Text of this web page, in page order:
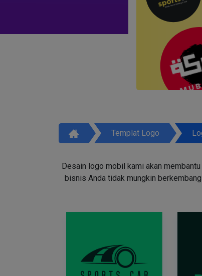
Templat Logo
Desain logo mobil kami akan
bisnis Anda tidak mungkin